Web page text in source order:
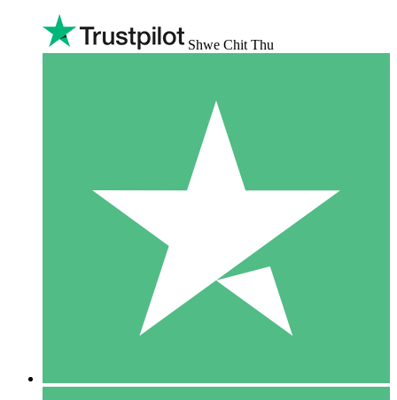
Shwe Chit Thu